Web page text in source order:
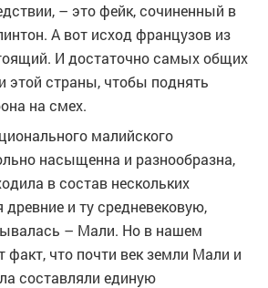
– это фейк, сочиненный в
А вот исход французов из
И достаточно самых общих
этой страны, чтобы поднять
на смех.
малийского
насыщенна и разнообразна,
в состав нескольких
и ту средневековую,
– Мали. Но в нашем
факт, что почти век земли Мали и
составляли единую